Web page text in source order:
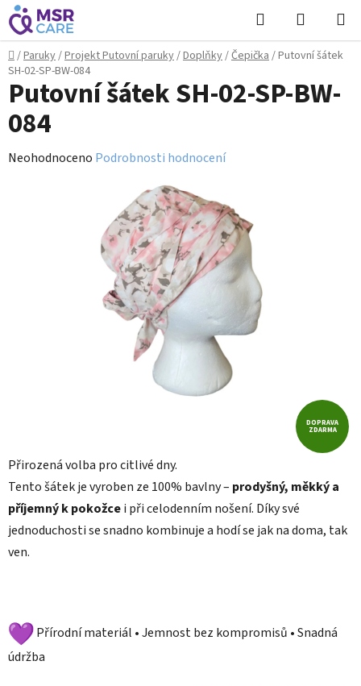
Přejít
na
obsah
Hledat
KOŠÍK
Domů
/Paruky/Projekt Putovní paruky/Doplňky/Čepička/Putovní šátek
SH-02-SP-BW-084
Přirozená volba pro citlivé dny.
Tento šátek je vyroben ze 100% bavlny – prodyšný, měkký a
příjemný k pokožcei při celodenním nošení. Díky své
jednoduchosti se snadno kombinuje a hodí se jak na doma, tak
ven.
Přírodní materiál • Jemnost bez kompromisů • Snadná
údržba
Putovní šátek SH-02-SP-BW-
084
Průměrné
Neohodnoceno Podrobnosti hodnocení
DOPRAVA
ZDARMA